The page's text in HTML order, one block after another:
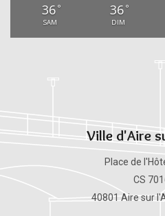
36 °
SAM
36 °
DIM
Ville d'Aire
Place de
CS
40801 Aire sur